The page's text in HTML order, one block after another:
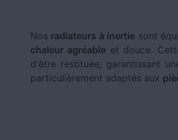
Nos radiateurs à inertie sont
chaleur agréable et douce.
d'être restituée, garantissant
particulièrement adaptés aux